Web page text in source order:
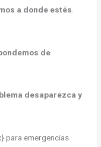
a donde estés
de
desaparezca y
} para emergencias